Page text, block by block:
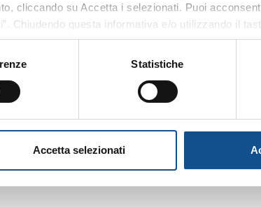
cliccando su Accetta i selezionati. Puoi
Chiudendo questa informativa e/o utilizzando il
i cookie non tecnici e verranno installati
13 del Regolamento (UE) 2016/679, non
e si intende ivi richiamata, si
Statistiche
Accetta selezionati